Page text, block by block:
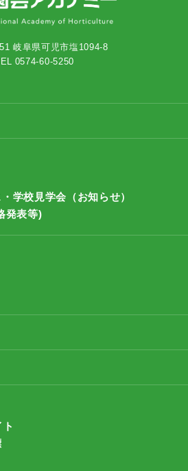
岐阜県可児市塩1094-8
0574-60-5250
学校見学会（お知らせ）
発表等)